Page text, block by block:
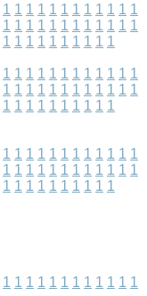
1 1 1 1 1 1 1 1 1 1 1 1
1 1 1 1 1 1 1 1 1 1 1 1
1 1 1 1 1 1 1 1 1 1
1 1 1 1 1 1 1 1 1 1 1 1
1 1 1 1 1 1 1 1 1 1 1 1
1 1 1 1 1 1 1 1 1 1
1 1 1 1 1 1 1 1 1 1 1 1
1 1 1 1 1 1 1 1 1 1 1 1
1 1 1 1 1 1 1 1 1 1
1 1 1 1 1 1 1 1 1 1 1 1